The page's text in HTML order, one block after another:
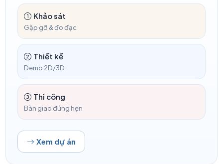
Khảo sát
Gặp gỡ & đo đạc
Thiết kế
Demo 2D/3D
Thi công
Bàn giao đúng hẹn
Xem dự án